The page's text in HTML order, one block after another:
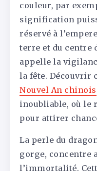
couleur, par
signification
réservé à
terre et du centre
appelle la
la fête. Découvrir
Nouvel An chinois
inoubliable, où le
pour attirer
La perle du
gorge, concentre
l’immortalité.